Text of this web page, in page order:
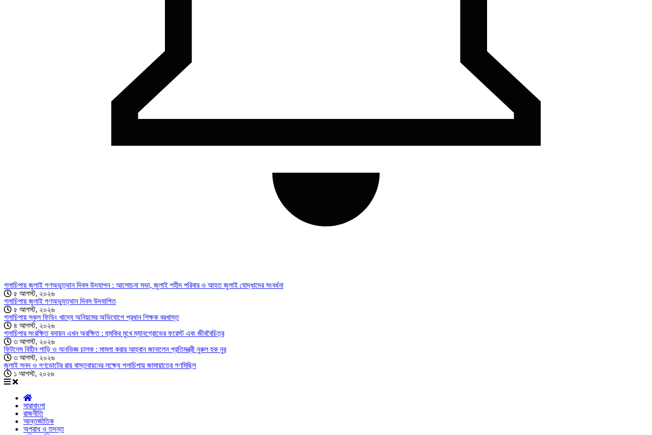
গলাচিপায় জুলাই গণঅভুত্থান দিবস উদযাপন : আলোচনা সভা, জুলাই শহীদ পরিবার ও আহত জুলাই যোদ্ধাদের সংবর্ধনা
৫ আগস্ট, ২০২৬
গলাচিপায় জুলাই গণঅভ্যুত্থান দিবস উদযাপিত
৫ আগস্ট, ২০২৬
গলাচিপায় স্কুল ফিডিং খাদ্যে অনিয়মের অভিযোগে প্রধান শিক্ষক বরখাস্ত
৪ আগস্ট, ২০২৬
গলাচিপার সংরক্ষিত বনায়ন এখন অরক্ষিত : হুমকির মুখে ম্যানগ্রোভের ফরেস্ট এবং জীববৈচিত্র
৩ আগস্ট, ২০২৬
ফিটনেস বিহীন গাড়ি ও অনভিজ্ঞ চালক : মামলা করার আহ্বান জানালেন প্রতিমন্ত্রী নুরুল হক নুর
৩ আগস্ট, ২০২৬
জুলাই সনদ ও গণভোটের রায় বাস্তবায়নের লক্ষ্যে গলাচিপায় জামায়াতের গণমিছিল
১ আগস্ট, ২০২৬
সারাবাংলা
রাজনীতি
আন্তর্জাতিক
অপরাধ ও তদন্ত